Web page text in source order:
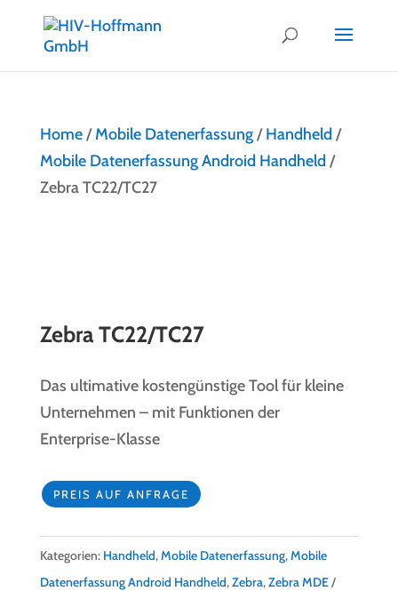
Home/Mobile Datenerfassung/Handheld /
Mobile Datenerfassung Android Handheld /
Zebra TC22/TC27
Zebra TC22/TC27
Das ultimative kostengünstige Tool für kleine
Unternehmen – mit Funktionen der
Enterprise-Klasse
PREIS AUF ANFRAGE
Kategorien: Handheld,Mobile Datenerfassung,Mobile
Datenerfassung Android Handheld,Zebra,Zebra MDE